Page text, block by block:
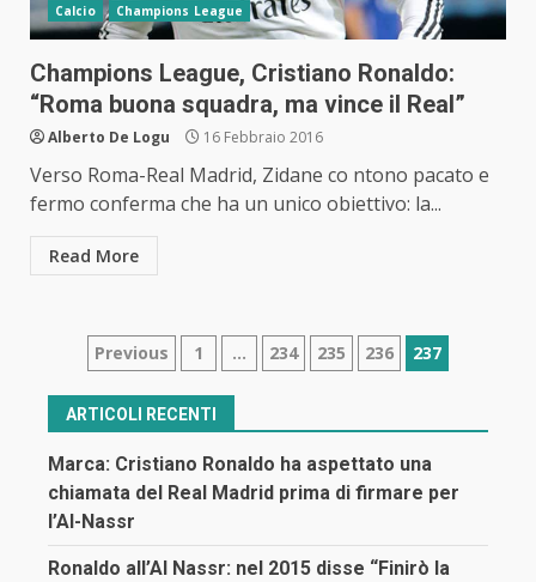
Calcio Champions League
Champions League, Cristiano Ronaldo:
“Roma buona squadra, ma vince il Real”
Alberto De Logu 16 Febbraio 2016
Verso Roma-Real Madrid, Zidane co ntono pacato e
fermo conferma che ha un unico obiettivo: la...
Read More
Navigazione
articoli
Previous 1 … 234 235 236 237
ARTICOLI RECENTI
Marca: Cristiano Ronaldo ha aspettato una
chiamata del Real Madrid prima di firmare per
l’Al-Nassr
Ronaldo all’Al Nassr: nel 2015 disse “Finirò la